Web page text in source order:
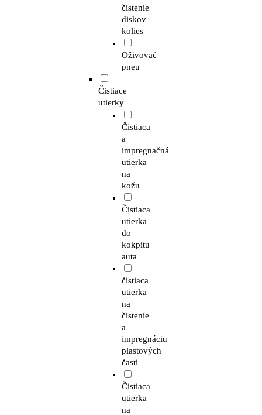
čistenie
diskov
kolies
Oživovač
pneu
Čistiace
utierky
Čistiaca
a
impregnačná
utierka
na
kožu
Čistiaca
utierka
do
kokpitu
auta
čistiaca
utierka
na
čistenie
a
impregnáciu
plastových
časti
Čistiaca
utierka
na